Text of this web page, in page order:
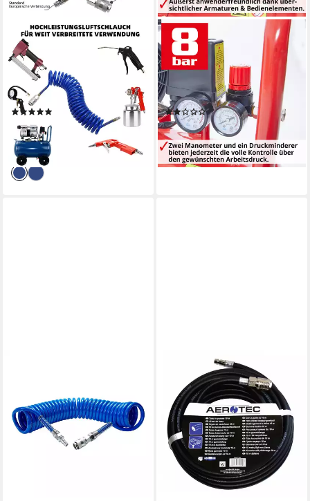
CCLIFE
Druckluftschlauch Druckluft
Spiralschlauch 5M für
Kompressor
Kompressorschlauch
13,00 € UVP 19,00 €
-32%
lieferbar - in 3-4 Werktagen bei dir
HECHT
Kompressor Flüster
Druckluftkompressor 2080,
800 W, max. 8,00 bar, 24,00 l,
150 l/min, 24 Liter, 8bar,
800W
(1)
198,47 €
lieferbar - in 2-3 Werktagen bei dir
Druckluft Spiral Schlauch
Spiralschlauch Kompressor
ab 35,94 €
lieferbar - in 2-3 Werktagen bei dir